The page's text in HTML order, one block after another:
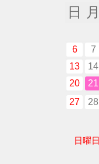
日
月
6
7
13
14
20
21
27
28
日曜